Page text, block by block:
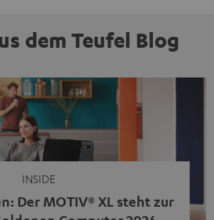
dem Teufel Blog
INSIDE
Der MOTIV® XL steht zur